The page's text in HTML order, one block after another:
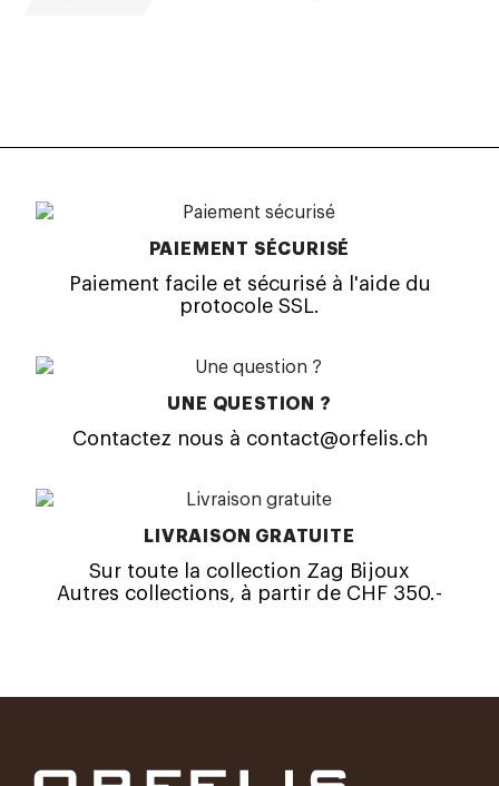
PAIEMENT SÉCURISÉ
Paiement facile et sécurisé à l'aide du
protocole SSL.
UNE QUESTION ?
Contactez nous à contact@orfelis.ch
LIVRAISON GRATUITE
Sur toute la collection Zag Bijoux
Autres collections, à partir de CHF 350.-